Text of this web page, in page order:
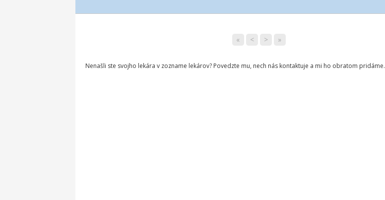
« < > »
Nenašli ste svojho lekára v zozname lekárov? Povedzte mu, nech nás kontaktuje a mi ho obratom pridáme.